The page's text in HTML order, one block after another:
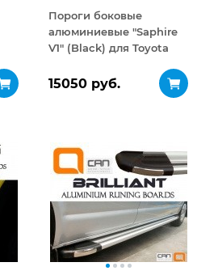
Пороги боковые
алюминиевые "Saphire
V1" (Black) для Toyota
(короткая база)
15050 руб.